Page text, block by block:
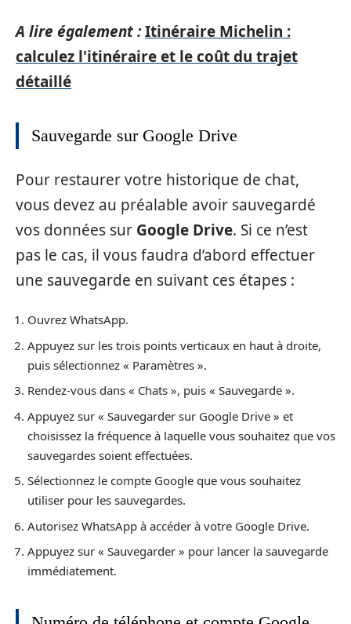
A lire également :Itinéraire Michelin :
calculez l'itinéraire et le coût du trajet
détaillé
Sauvegarde sur Google Drive
Pour restaurer votre historique de chat,
vous devez au préalable avoir sauvegardé
vos données sur Google Drive. Si ce n’est
pas le cas, il vous faudra d’abord effectuer
une sauvegarde en suivant ces étapes :
Ouvrez WhatsApp.
Appuyez sur les trois points verticaux en haut à droite,
puis sélectionnez « Paramètres ».
Rendez-vous dans « Chats », puis « Sauvegarde ».
Appuyez sur « Sauvegarder sur Google Drive » et
choisissez la fréquence à laquelle vous souhaitez que vos
sauvegardes soient effectuées.
Sélectionnez le compte Google que vous souhaitez
utiliser pour les sauvegardes.
Autorisez WhatsApp à accéder à votre Google Drive.
Appuyez sur « Sauvegarder » pour lancer la sauvegarde
immédiatement.